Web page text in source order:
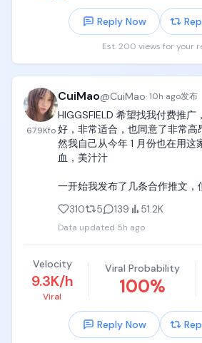
拿到 brief 之后，就进入了整个
步：内容创作。
间压力会非常大，所以到了这一
我一般会先把 brief 丢给 Codex
的重点，包括必须出现的信息、
及品牌方真正想传达的内容。
暴，确定选题、内容角度和基本
大纲确认之后，下一步就是提交
这里说的脚本，其实就是把你的
不管最后做的是视频还是图文，
执行，基本就能得到最终的内容。
脚本经过中介和品牌方审核，确
会进入正式执行阶段。
Reply Now
Est. 200 views for your
67.9Kfo
CuiMao@CuiMao·10h ago发布
HIGGSFIELD 希望找我付费推广
好，非常适合，也同意了非常高
然我自己从今年 1 月份也在用这
血，美汁汁
一开始我发布了几条合作推文，
卧槽，这家公司真他妈巨有钱。
如果按照他给的价格。我每条都
seedance 2.5 推广期间跑下来。
续毛豆歪 P 。四儿子店还有的
难吃，但这个钱来的太容易了，
我没法吃啊兄弟，毕竟是💩对吧
是经不起推敲的。懂的都懂。
310 5 139 51.2K
Data updated 5h ago
Velocity
9.3K/h
Viral
Viral Probability
100%
Reply Now